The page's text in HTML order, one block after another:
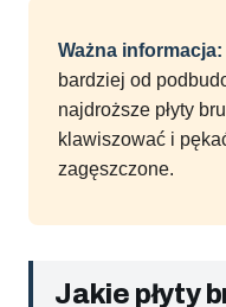
Ważna informacja:
bardziej od
najdroższe płyty
klawiszować i
zagęszczone.
Jakie płyty